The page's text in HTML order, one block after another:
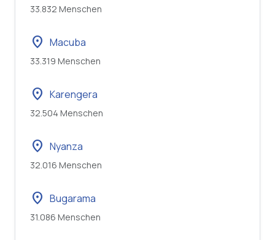
33.832 Menschen
location_on Macuba
33.319 Menschen
location_on Karengera
32.504 Menschen
location_on Nyanza
32.016 Menschen
location_on Bugarama
31.086 Menschen